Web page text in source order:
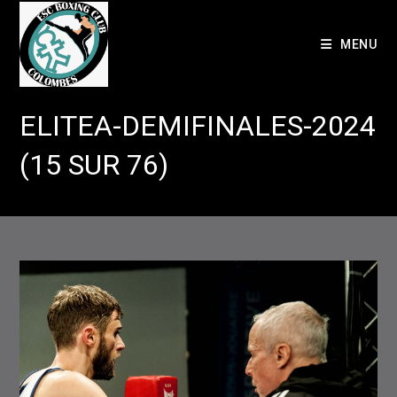
content
MENU
ELITEA-DEMIFINALES-2024
(15 SUR 76)